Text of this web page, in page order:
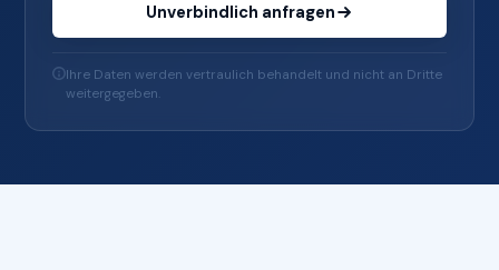
Unverbindlich anfragen
Ihre Daten werden vertraulich behandelt und nicht an Dritte
weitergegeben.